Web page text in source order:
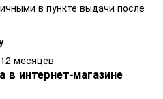
в пункте выдачи после
месяцев
интернет-магазине